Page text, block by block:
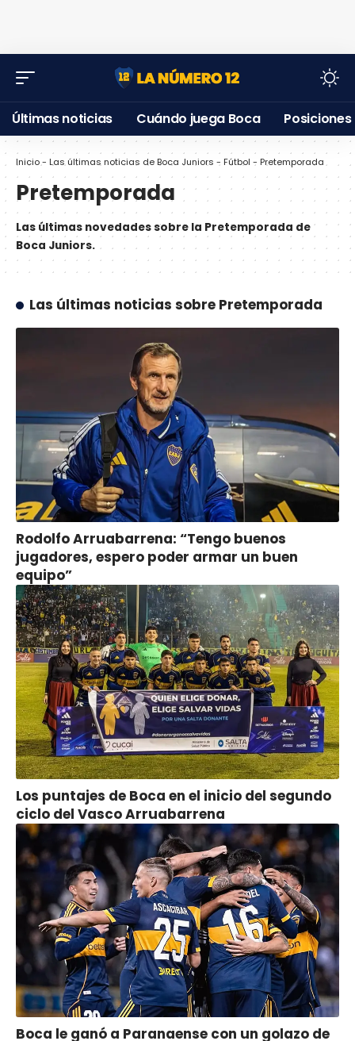
Últimas noticias Cuándo juega Boca Posiciones
Inicio- Las últimas noticias de Boca Juniors - Fútbol - Pretemporada
Pretemporada
Las últimas novedades sobre la Pretemporada de
Boca Juniors.
Las últimas noticias sobre Pretemporada
Rodolfo Arruabarrena: “Tengo buenos
jugadores, espero poder armar un buen
equipo”
Los puntajes de Boca en el inicio del segundo
ciclo del Vasco Arruabarrena
Boca le ganó a Paranaense con un golazo de